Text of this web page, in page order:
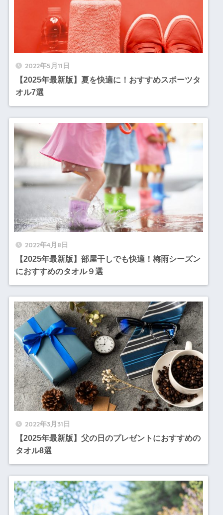
2022年5月11日
【2025年最新版】夏を快適に！おすすめスポーツタ
オル7選
2022年4月8日
【2025年最新版】部屋干しでも快適！梅雨シーズン
におすすめのタオル９選
2022年3月31日
【2025年最新版】父の日のプレゼントにおすすめの
タオル8選